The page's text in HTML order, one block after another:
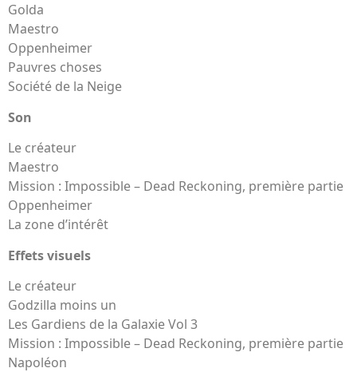
Golda
Maestro
Oppenheimer
Pauvres choses
Société de la Neige
Son
Le créateur
Maestro
Mission : Impossible – Dead Reckoning, première partie
Oppenheimer
La zone d’intérêt
Effets visuels
Le créateur
Godzilla moins un
Les Gardiens de la Galaxie Vol 3
Mission : Impossible – Dead Reckoning, première partie
Napoléon